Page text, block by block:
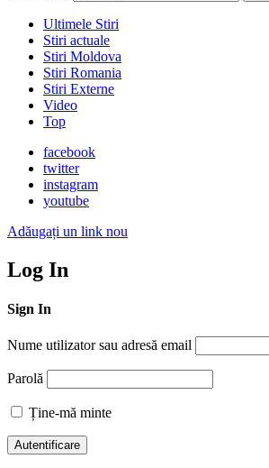
Ultimele Stiri
Stiri actuale
Stiri Moldova
Stiri Romania
Stiri Externe
Video
Top
facebook
twitter
instagram
youtube
Adăugați un link nou
Log In
Sign In
Nume utilizator sau adresă email
Parolă
Ține-mă minte